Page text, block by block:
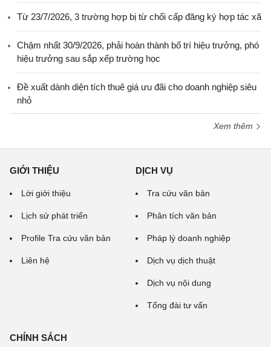
Từ 23/7/2026, 3 trường hợp bị từ chối cấp đăng ký hợp tác xã
Chậm nhất 30/9/2026, phải hoàn thành bố trí hiệu trưởng, phó
hiệu trưởng sau sắp xếp trường học
Đề xuất dành diện tích thuê giá ưu đãi cho doanh nghiệp siêu
nhỏ
Xem thêm
GIỚI THIỆU
Lời giới thiệu
Lịch sử phát triển
Profile Tra cứu văn bản
Liên hệ
DỊCH VỤ
Tra cứu văn bản
Phân tích văn bản
Pháp lý doanh nghiệp
Dịch vụ dịch thuật
Dịch vụ nội dung
Tổng đài tư vấn
CHÍNH SÁCH